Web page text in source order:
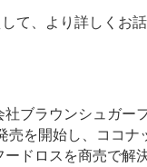
て、より詳しくお
ブラウンシュガー
を開始し、ココ
ドロスを商売で